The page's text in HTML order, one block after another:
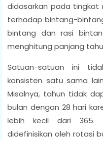
didasarkan pada tingkat
terhadap bintang-
bintang dan rasi
menghitung panjang
Satuan-satuan ini
konsisten satu sama
Misalnya, tahun tidak
bulan dengan 28 hari
lebih kecil dari 365.
didefinisikan oleh rotasi